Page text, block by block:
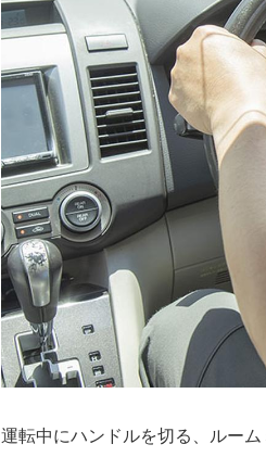
運転中にハンドルを切る、ルー